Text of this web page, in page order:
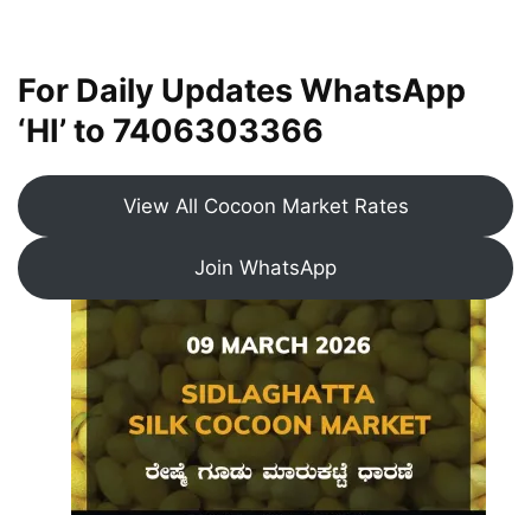
For Daily Updates WhatsApp
‘HI’ to 7406303366
View All Cocoon Market Rates
Join WhatsApp